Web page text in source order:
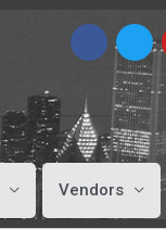
Vendors